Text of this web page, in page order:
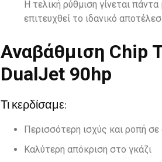
Η τελική ρύθμιση γίνεται
επιτευχθεί το ιδανικό
Αναβάθμιση Chip
DualJet 90hp
Τι κερδίσαμε:
Περισσότερη ισχύς και ροπή
Καλύτερη απόκριση στο γκάζι